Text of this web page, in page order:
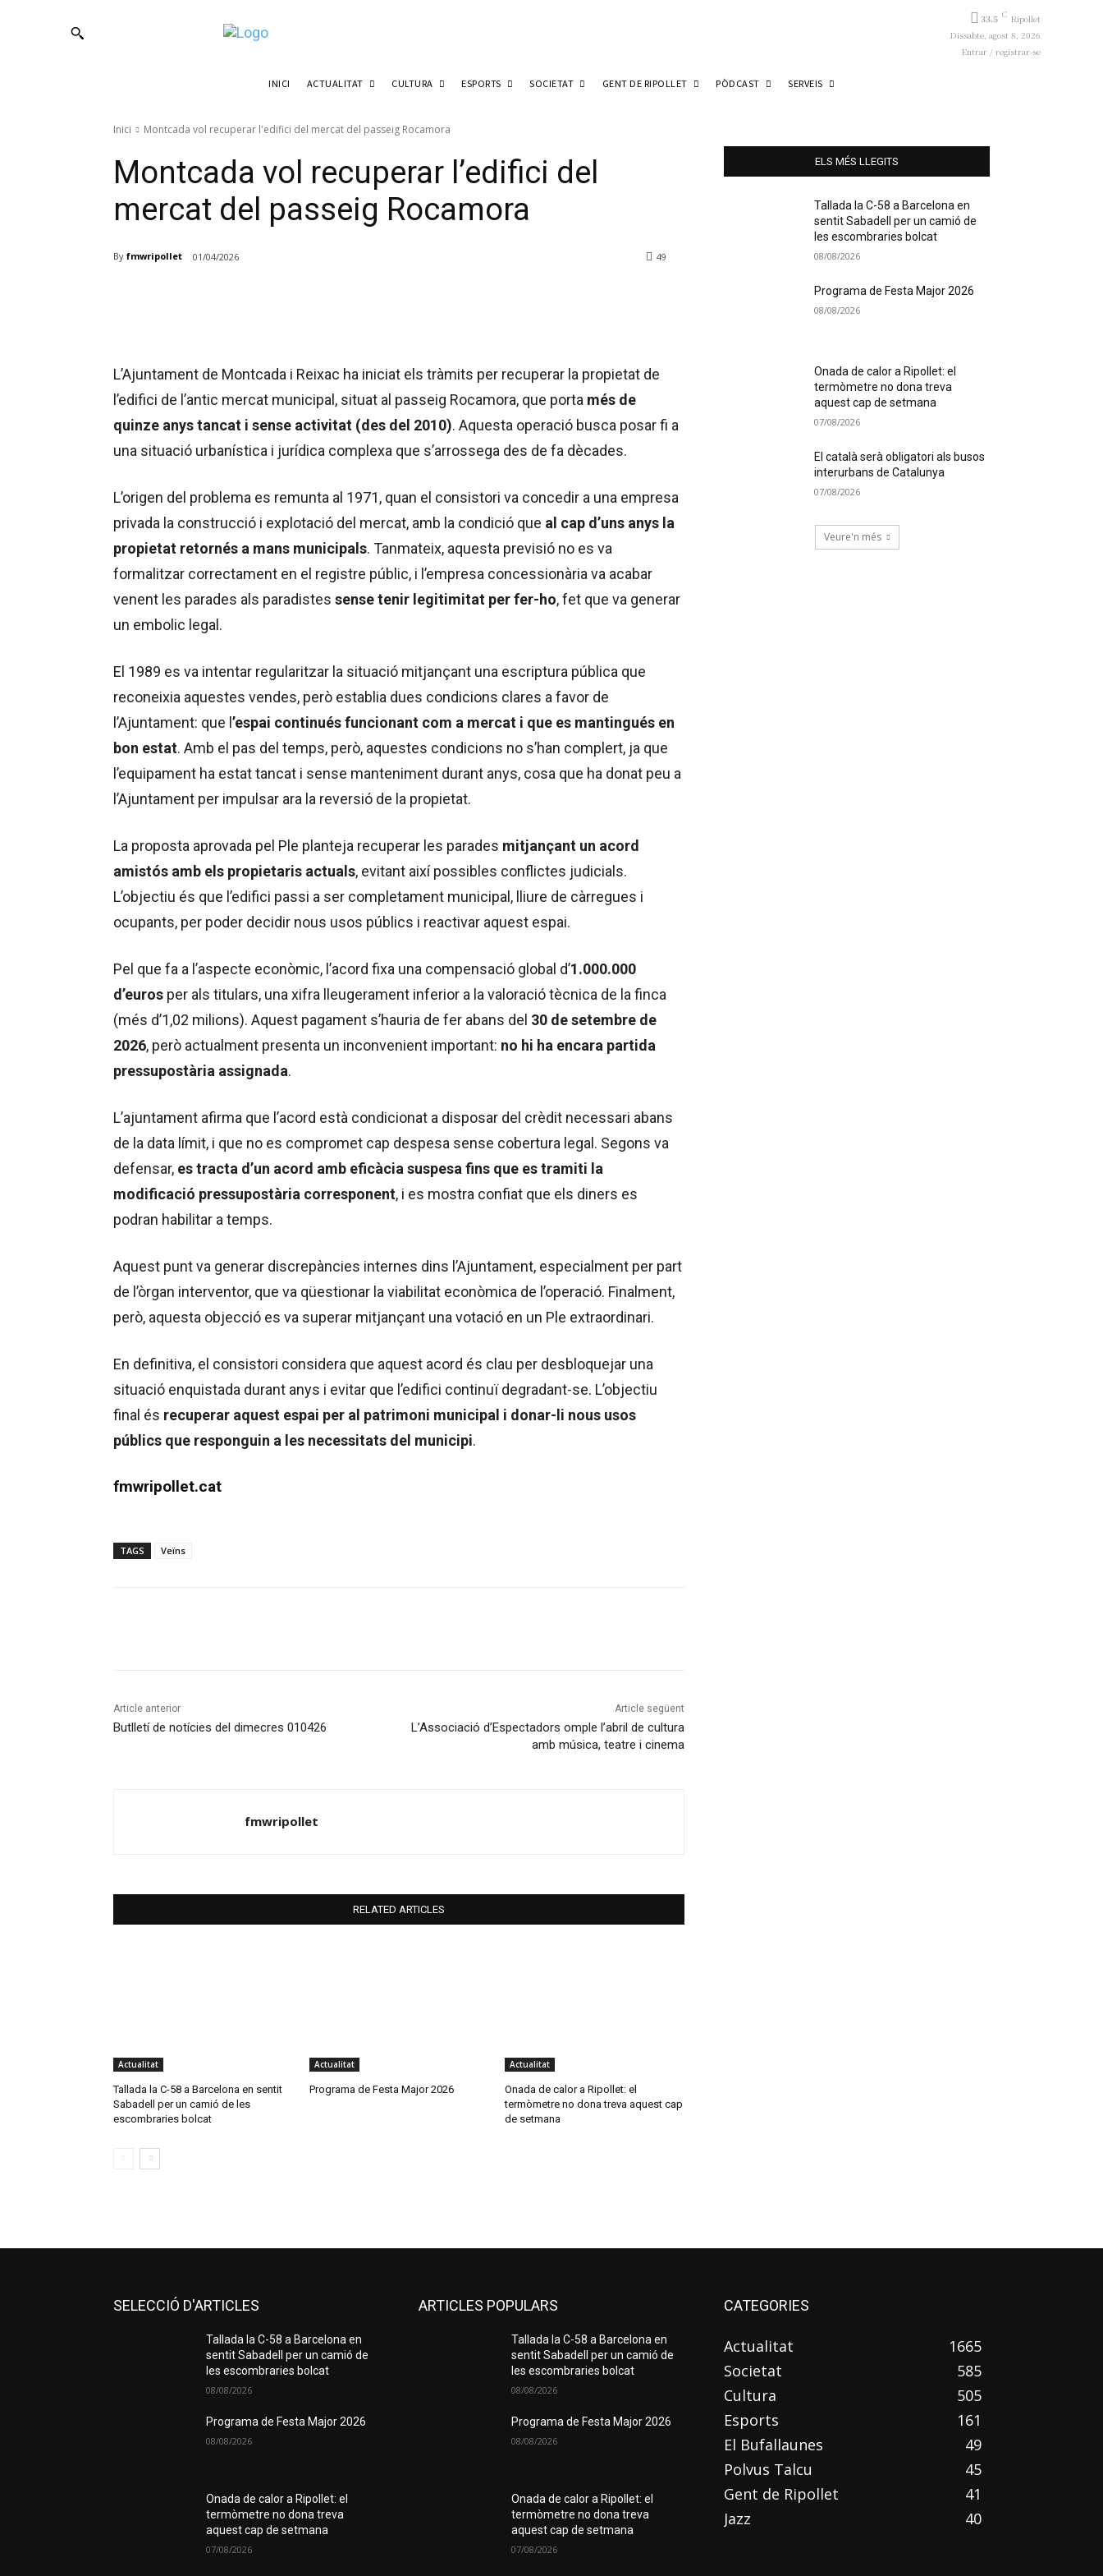
33.5 C Ripollet
Dissabte, agost 8, 2026
Entrar / registrar-se
INICI ACTUALITAT CULTURA ESPORTS SOCIETAT GENT DE RIPOLLET PÒDCAST SERVEIS
Inici Montcada vol recuperar l'edifici del mercat del passeig Rocamora
Montcada vol recuperar l’edifici del
mercat del passeig Rocamora
By fmwripollet 01/04/2026 49
L’Ajuntament de Montcada i Reixac ha iniciat els tràmits per recuperar la propietat de
l’edifici de l’antic mercat municipal, situat al passeig Rocamora, que porta més de
quinze anys tancat i sense activitat (des del 2010). Aquesta operació busca posar fi a
una situació urbanística i jurídica complexa que s’arrossega des de fa dècades.
L’origen del problema es remunta al 1971, quan el consistori va concedir a una empresa
privada la construcció i explotació del mercat, amb la condició que al cap d’uns anys la
propietat retornés a mans municipals. Tanmateix, aquesta previsió no es va
formalitzar correctament en el registre públic, i l’empresa concessionària va acabar
venent les parades als paradistes sense tenir legitimitat per fer-ho, fet que va generar
un embolic legal.
El 1989 es va intentar regularitzar la situació mitjançant una escriptura pública que
reconeixia aquestes vendes, però establia dues condicions clares a favor de
l’Ajuntament: que l’espai continués funcionant com a mercat i que es mantingués en
bon estat. Amb el pas del temps, però, aquestes condicions no s’han complert, ja que
l’equipament ha estat tancat i sense manteniment durant anys, cosa que ha donat peu a
l’Ajuntament per impulsar ara la reversió de la propietat.
La proposta aprovada pel Ple planteja recuperar les parades mitjançant un acord
amistós amb els propietaris actuals, evitant així possibles conflictes judicials.
L’objectiu és que l’edifici passi a ser completament municipal, lliure de càrregues i
ocupants, per poder decidir nous usos públics i reactivar aquest espai.
Pel que fa a l’aspecte econòmic, l’acord fixa una compensació global d’1.000.000
d’euros per als titulars, una xifra lleugerament inferior a la valoració tècnica de la finca
(més d’1,02 milions). Aquest pagament s’hauria de fer abans del 30 de setembre de
2026, però actualment presenta un inconvenient important: no hi ha encara partida
pressupostària assignada.
L’ajuntament afirma que l’acord està condicionat a disposar del crèdit necessari abans
de la data límit, i que no es compromet cap despesa sense cobertura legal. Segons va
defensar, es tracta d’un acord amb eficàcia suspesa fins que es tramiti la
modificació pressupostària corresponent, i es mostra confiat que els diners es
podran habilitar a temps.
Aquest punt va generar discrepàncies internes dins l’Ajuntament, especialment per part
de l’òrgan interventor, que va qüestionar la viabilitat econòmica de l’operació. Finalment,
però, aquesta objecció es va superar mitjançant una votació en un Ple extraordinari.
En definitiva, el consistori considera que aquest acord és clau per desbloquejar una
situació enquistada durant anys i evitar que l’edifici continuï degradant-se. L’objectiu
final és recuperar aquest espai per al patrimoni municipal i donar-li nous usos
públics que responguin a les necessitats del municipi.
fmwripollet.cat
TAGS Veïns
Article anterior
Butlletí de notícies del dimecres 010426
Article següent
L’Associació d’Espectadors omple l’abril de cultura
amb música, teatre i cinema
fmwripollet
RELATED ARTICLES
Actualitat
Tallada la C-58 a Barcelona en sentit
Sabadell per un camió de les
escombraries bolcat
Actualitat
Programa de Festa Major 2026
Actualitat
Onada de calor a Ripollet: el
termòmetre no dona treva aquest cap
de setmana
ELS MÉS LLEGITS
Tallada la C-58 a Barcelona en
sentit Sabadell per un camió de
les escombraries bolcat
08/08/2026
Programa de Festa Major 2026
08/08/2026
Onada de calor a Ripollet: el
termòmetre no dona treva
aquest cap de setmana
07/08/2026
El català serà obligatori als busos
interurbans de Catalunya
07/08/2026
Veure'n més
SELECCIÓ D'ARTICLES
Tallada la C-58 a Barcelona en
sentit Sabadell per un camió de
les escombraries bolcat
08/08/2026
Programa de Festa Major 2026
08/08/2026
Onada de calor a Ripollet: el
termòmetre no dona treva
aquest cap de setmana
07/08/2026
ARTICLES POPULARS
Tallada la C-58 a Barcelona en
sentit Sabadell per un camió de
les escombraries bolcat
08/08/2026
Programa de Festa Major 2026
08/08/2026
Onada de calor a Ripollet: el
termòmetre no dona treva
aquest cap de setmana
07/08/2026
CATEGORIES
Actualitat
1665
Societat
585
Cultura
505
Esports
161
El Bufallaunes
49
Polvus Talcu
45
Gent de Ripollet
41
Jazz
40